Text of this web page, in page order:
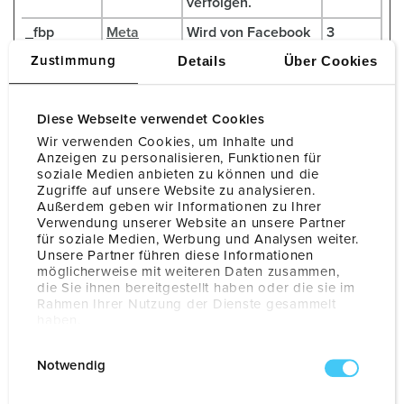
Zustimmung Details Über Cookies
Diese Webseite verwendet Cookies
Wir verwenden Cookies, um Inhalte und
Anzeigen zu personalisieren, Funktionen für
soziale Medien anbieten zu können und die
Zugriffe auf unsere Website zu analysieren.
Außerdem geben wir Informationen zu Ihrer
Verwendung unserer Website an unsere Partner
für soziale Medien, Werbung und Analysen weiter.
Unsere Partner führen diese Informationen
möglicherweise mit weiteren Daten zusammen,
die Sie ihnen bereitgestellt haben oder die sie im
Rahmen Ihrer Nutzung der Dienste gesammelt
Notwendig
_fbp
Meta
Inc.
Wird von Facebook
genutzt, um eine
anzuzeigen, zum
Echtzeitgebote
dritter
Werbetreibender.
3
_gcl_au
[x4]
Google
Wird verwendet, um
die Effizienz der
Werbeaktivitäten
der Website zu
messen, indem
3
Monate